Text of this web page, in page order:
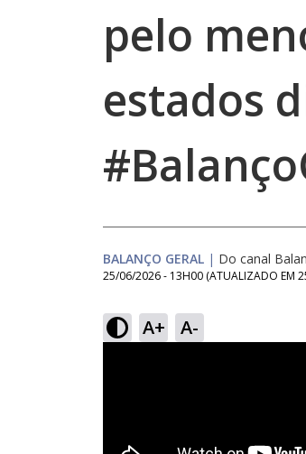
pelo
estados
BALANÇO GERAL | Do canal
25/06/2026 - 13H00 (ATUALIZADO EM
A+ A-